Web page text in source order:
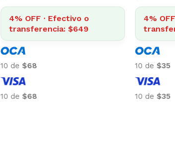
4% OFF · Efectivo o
transferencia: $713
10 de $74
10 de $74
4%
10 de $68
10 de $68